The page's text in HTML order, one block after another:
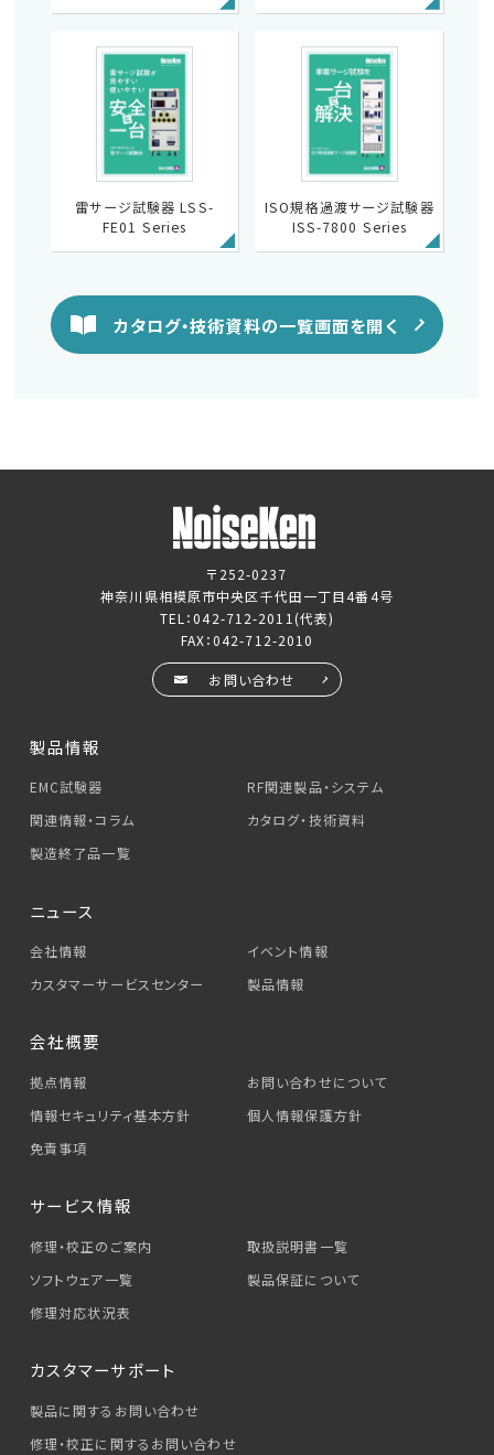
雷サージ試験器 LSS-
FE01 Series
ISO規格過渡サージ試験器
ISS-7800 Series
カタログ・技術資料の一覧画面を開く
〒252-0237
神奈川県相模原市中央区千代田一丁目4番4号
TEL：042-712-2011 (代表)
FAX：042-712-2010
お問い合わせ
製品情報
EMC試験器
RF関連製品・システム
関連情報・コラム
カタログ・技術資料
製造終了品一覧
ニュース
会社情報
イベント情報
カスタマーサービス センター 製品情報
会社概要
拠点情報
お問い合わせについて
情報セキュリティ基本方針
個人情報保護方針
免責事項
サービス情報
修理・校正のご案内
取扱説明書一覧
ソフトウェア一覧
製品保証について
修理対応状況表
カスタマーサポート
製品に関するお問い合わせ
修理・校正に関するお問い合わせ